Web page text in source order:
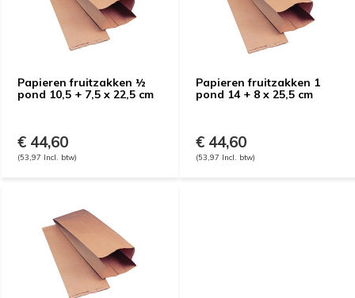
Papieren fruitzakken ½
pond 10,5 + 7,5 x 22,5 cm
€ 44,60
(53,97 Incl. btw)
Papieren fruitzakken 1
pond 14 + 8 x 25,5 cm
€ 44,60
(53,97 Incl. btw)